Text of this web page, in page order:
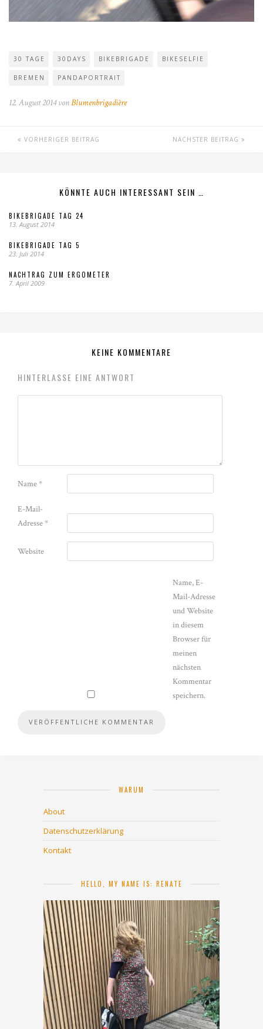
30 TAGE 30DAYS BIKEBRIGADE BIKESELFIE
BREMEN PANDAPORTRAIT
12. August 2014 vonBlumenbrigadière
VORHERIGER BEITRAG NÄCHSTER BEITRAG
KÖNNTE AUCH INTERESSANT SEIN …
BIKEBRIGADE TAG 24
13. August 2014
BIKEBRIGADE TAG 5
23. Juli 2014
NACHTRAG ZUM ERGOMETER
7. April 2009
KEINE KOMMENTARE
HINTERLASSE EINE ANTWORT
Name*
E-Mail-
Adresse*
Website
Name, E-
Mail-Adresse
und Website
in diesem
Browser für
meinen
nächsten
Kommentar
speichern.
WARUM
About
Datenschutzerklärung
Kontakt
HELLO, MY NAME IS: RENATE